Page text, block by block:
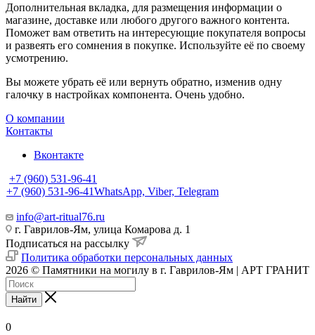
Дополнительная вкладка, для размещения информации о
магазине, доставке или любого другого важного контента.
Поможет вам ответить на интересующие покупателя вопросы
и развеять его сомнения в покупке. Используйте её по своему
усмотрению.
Вы можете убрать её или вернуть обратно, изменив одну
галочку в настройках компонента. Очень удобно.
О компании
Контакты
Вконтакте
+7 (960) 531-96-41
+7 (960) 531-96-41WhatsApp, Viber, Telegram
info@art-ritual76.ru
г. Гаврилов-Ям, улица Комарова д. 1
Подписаться на рассылку
Политика обработки персональных данных
2026 © Памятники на могилу в г. Гаврилов-Ям | АРТ ГРАНИТ
Найти
0